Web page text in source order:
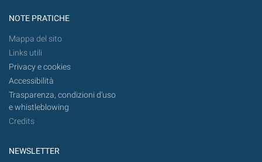
NOTE PRATICHE
Mappa del sito
Links utili
Privacy e cookies
Accessibilità
Trasparenza, condizioni d'uso
e whistleblowing
Credits
NEWSLETTER